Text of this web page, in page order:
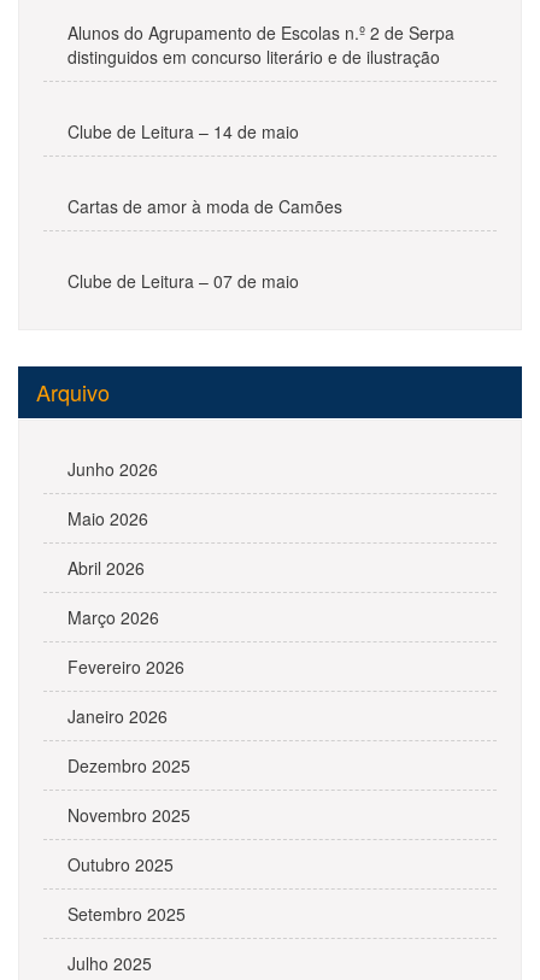
Alunos do Agrupamento de Escolas n.º 2 de Serpa
distinguidos em concurso literário e de ilustração
Clube de Leitura – 14 de maio
Cartas de amor à moda de Camões
Clube de Leitura – 07 de maio
Arquivo
Junho 2026
Maio 2026
Abril 2026
Março 2026
Fevereiro 2026
Janeiro 2026
Dezembro 2025
Novembro 2025
Outubro 2025
Setembro 2025
Julho 2025